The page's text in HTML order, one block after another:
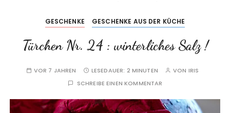
GESCHENKE GESCHENKE AUS DER KÜCHE
Türchen Nr. 24 : winterliches Salz !
VOR 7 JAHREN LESEDAUER: 2 MINUTEN VON IRIS
SCHREIBE EINEN KOMMENTAR